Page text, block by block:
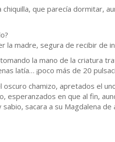
que parecía dormitar,
la madre, segura de recibir de
la mano de la criatura
latía… ¡poco más de 20
oscuro chamizo, apretados el
esperanzados en que al fin,
sacara a su Magdalena